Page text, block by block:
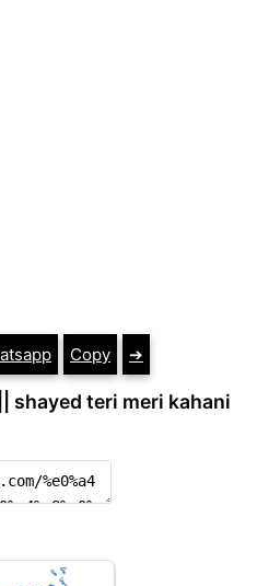
Copy ➔
|| shayed teri meri kahani